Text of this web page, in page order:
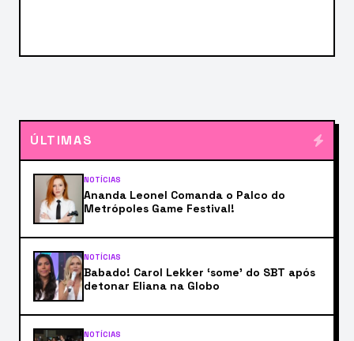
ÚLTIMAS
NOTÍCIAS
Ananda Leonel Comanda o Palco do
Metrópoles Game Festival!
NOTÍCIAS
Babado! Carol Lekker ‘some’ do SBT após
detonar Eliana na Globo
NOTÍCIAS